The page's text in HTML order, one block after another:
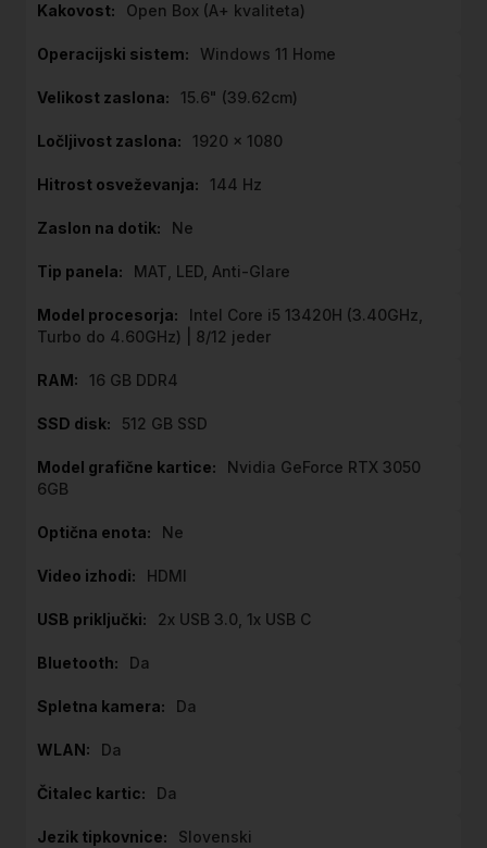
Open Box (A+ kvaliteta)
Windows 11 Home
15.6" (39.62cm)
1920 x 1080
144 Hz
Ne
MAT, LED, Anti-Glare
Intel Core i5 13420H (3.40GHz,
Turbo do 4.60GHz) | 8/12 jeder
16 GB DDR4
512 GB SSD
Nvidia GeForce RTX 3050
6GB
Ne
HDMI
2x USB 3.0, 1x USB C
Da
Da
Da
Da
Slovenski